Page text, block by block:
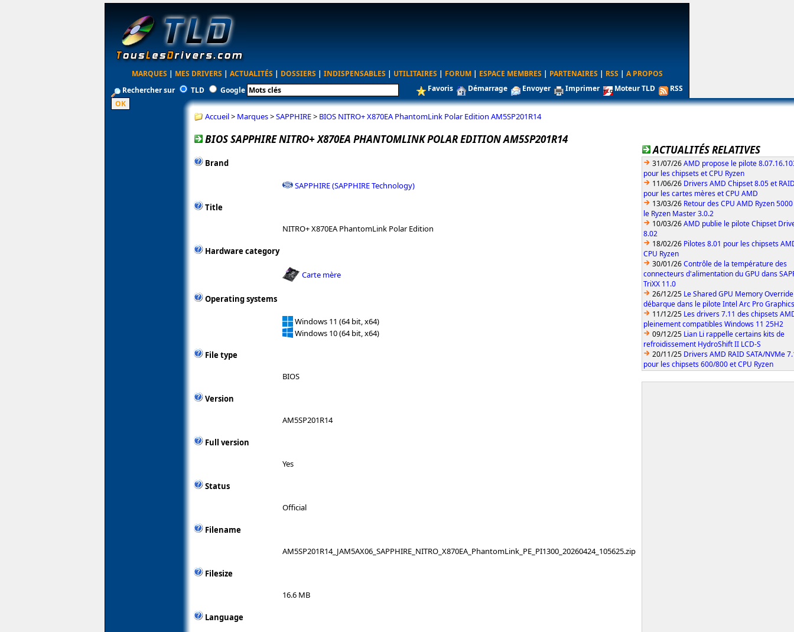
MARQUES | MES DRIVERS | ACTUALITÉS | DOSSIERS | INDISPENSABLES | UTILITAIRES | FORUM | ESPACE MEMBRES | PARTENAIRES | RSS | A PROPOS
Rechercher sur
TLD Google Favoris Démarrage Envoyer Imprimer Moteur TLD RSS
Accueil> Marques>SAPPHIRE> BIOS NITRO+ X870EA PhantomLink Polar Edition AM5SP201R14
BIOS SAPPHIRE NITRO+ X870EA PHANTOMLINK POLAR EDITION AM5SP201R14
Brand
SAPPHIRE (SAPPHIRE Technology)
Title
NITRO+ X870EA PhantomLink Polar Edition
Hardware category
Carte mère
Operating systems
Windows 11 (64 bit, x64)
Windows 10 (64 bit, x64)
File type
BIOS
Version
AM5SP201R14
Full version
Yes
Status
Official
Filename
AM5SP201R14_JAM5AX06_SAPPHIRE_NITRO_X870EA_PhantomLink_PE_PI1300_20260424_105625.zip
Filesize
16.6 MB
Language
ACTUALITÉS RELATIVES
31/07/26AMD propose le pilote
pour les chipsets et CPU Ryzen
11/06/26 Drivers AMD Chipset 8.05 et
pour les cartes mères et CPU AMD
13/03/26 Retour des CPU AMD Ryzen
le Ryzen Master 3.0.2
10/03/26AMD publie le pilote Chipset
8.02
18/02/26 Pilotes 8.01 pour les chipsets
CPU Ryzen
30/01/26Contrôle de la température des
connecteurs d'alimentation du GPU dans
TriXX 11.0
26/12/25 Le Shared GPU Memory Override
débarque dans le pilote Intel Arc Pro Graphics
11/12/25 Les drivers 7.11 des chipsets
pleinement compatibles Windows 11 25H2
09/12/25 Lian Li rappelle certains kits de
refroidissement HydroShift II LCD-S
20/11/25 Drivers AMD RAID SATA/NVMe
pour les chipsets 600/800 et CPU Ryzen